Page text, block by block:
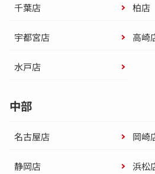
千葉店 柏店
宇都宮店 高崎
水戸店
中部
名古屋店 岡崎
静岡店 浜松